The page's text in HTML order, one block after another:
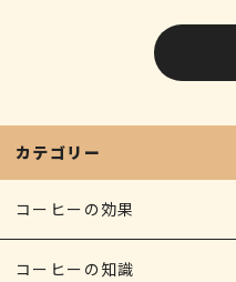
カテゴリー
コーヒーの効果
コーヒーの知識